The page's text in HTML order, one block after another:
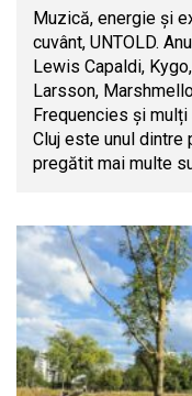
Muzică, energie și
cuvânt, UNTOLD.
Lewis Capaldi,
Larsson,
Frequencies și
Cluj este unul
pregătit mai multe